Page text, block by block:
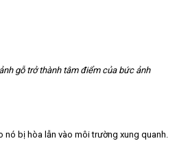
gỗ trở thành tâm điểm của bức ảnh
nó bị hòa lẫn vào môi trường xung quanh.